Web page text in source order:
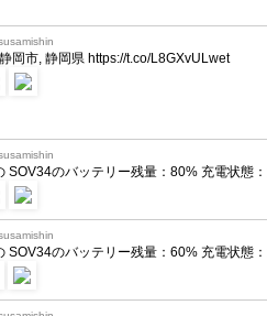
岡市, 静岡県 https://t.co/L8GXvULwet
SOV34のバッテリー残量：80% 充電状態
SOV34のバッテリー残量：60% 充電状態